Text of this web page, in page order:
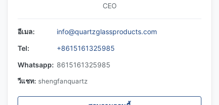
CEO
อีเมล:
info@quartzglassproducts.com
Tel:
+8615161325985
Whatsapp: 8615161325985
วีแชท: shengfanquartz